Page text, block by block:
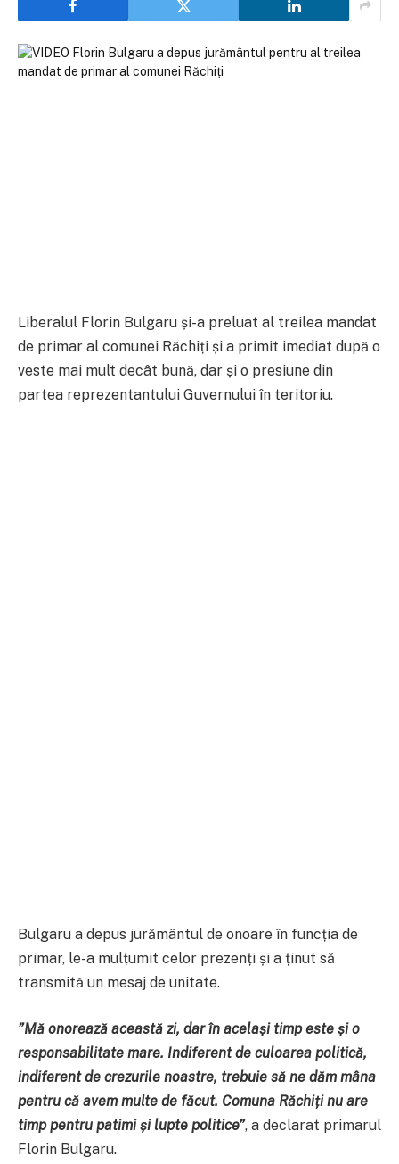
Liberalul Florin Bulgaru și-a preluat al treilea mandat
de primar al comunei Răchiți și a primit imediat după o
veste mai mult decât bună, dar și o presiune din
partea reprezentantului Guvernului în teritoriu.
Bulgaru a depus jurământul de onoare în funcția de
primar, le-a mulțumit celor prezenți și a ținut să
transmită un mesaj de unitate.
”Mă onorează această zi, dar în același timp este și o
responsabilitate mare. Indiferent de culoarea politică,
indiferent de crezurile noastre, trebuie să ne dăm mâna
pentru că avem multe de făcut. Comuna Răchiți nu are
timp pentru patimi și lupte politice”, a declarat primarul
Florin Bulgaru.